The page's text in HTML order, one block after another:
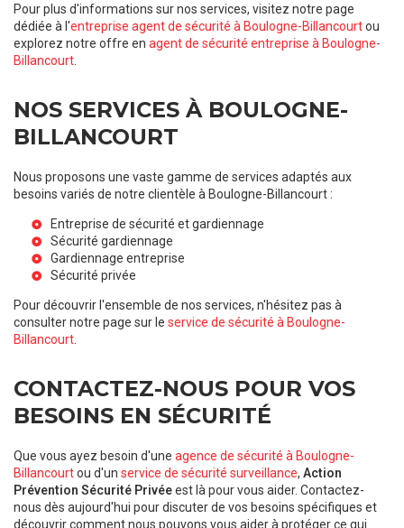
Pour plus d'informations sur nos services, visitez notre page
dédiée à l'entreprise agent de sécurité à Boulogne-Billancourtou
explorez notre offre en agent de sécurité entreprise à Boulogne-
Billancourt
NOS SERVICES À BOULOGNE-
BILLANCOURT
Nous proposons une vaste gamme de services adaptés aux
besoins variés de notre clientèle à Boulogne-Billancourt :
Entreprise de sécurité et gardiennage
Sécurité gardiennage
Gardiennage entreprise
Sécurité privée
Pour découvrir l'ensemble de nos services, n'hésitez pas à
consulter notre page sur le service de sécurité à Boulogne-
Billancourt
CONTACTEZ-NOUS POUR VOS
BESOINS EN SÉCURITÉ
Que vous ayez besoin d'une agence de sécurité à Boulogne-
Billancourtou d'un service de sécurité surveillance, Action
Prévention Sécurité Privéeest là pour vous aider. Contactez-
nous dès aujourd'hui pour discuter de vos besoins spécifiques et
découvrir comment nous pouvons vous aider à protéger ce qui